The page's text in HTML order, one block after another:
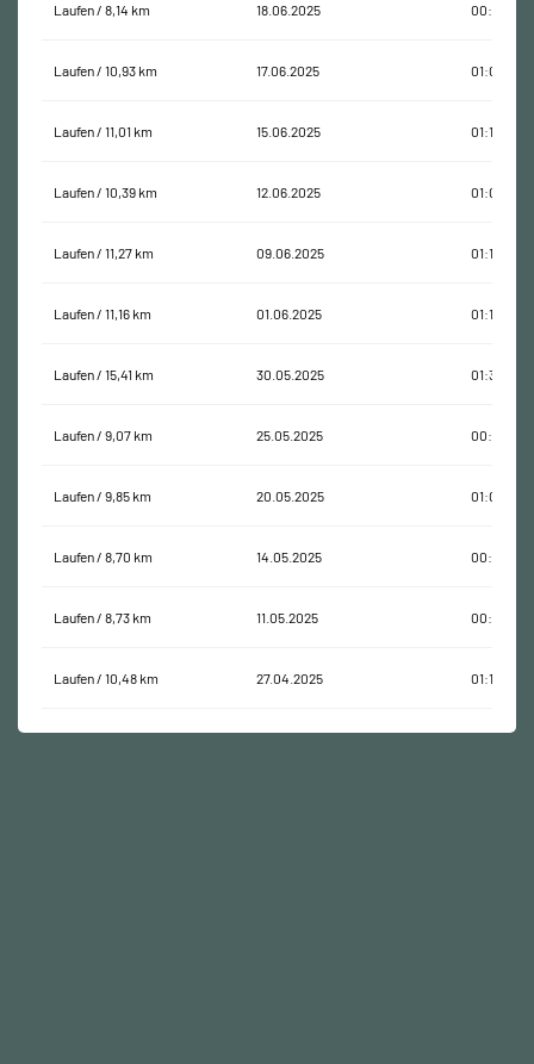
Laufen / 8,14 km 18.06.2025 00:55:19
Laufen / 10,93 km 17.06.2025 01:07:48
Laufen / 11,01 km 15.06.2025 01:10:02
Laufen / 10,39 km 12.06.2025 01:09:36
Laufen / 11,27 km 09.06.2025 01:12:00
Laufen / 11,16 km 01.06.2025 01:11:06
Laufen / 15,41 km 30.05.2025 01:32:16
Laufen / 9,07 km 25.05.2025 00:59:33
Laufen / 9,85 km 20.05.2025 01:01:43
Laufen / 8,70 km 14.05.2025 00:54:37
Laufen / 8,73 km 11.05.2025 00:54:21
Laufen / 10,48 km 27.04.2025 01:12:51